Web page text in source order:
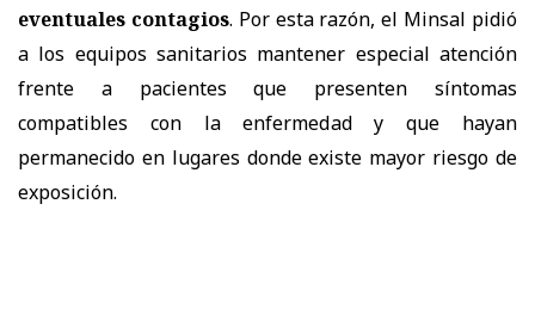
eventuales contagios. Por esta razón, el Minsal pidió
a los equipos sanitarios mantener especial atención
frente a pacientes que presenten síntomas
compatibles con la enfermedad y que hayan
permanecido en lugares donde existe mayor riesgo de
exposición.